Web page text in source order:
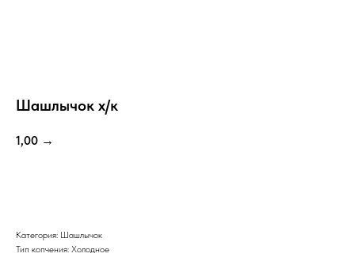
Шашлычок х/к
1,00 →
Категория: Шашлычок
Тип копчения: Холодное